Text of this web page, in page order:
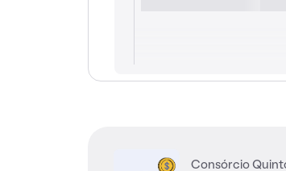
Consórcio